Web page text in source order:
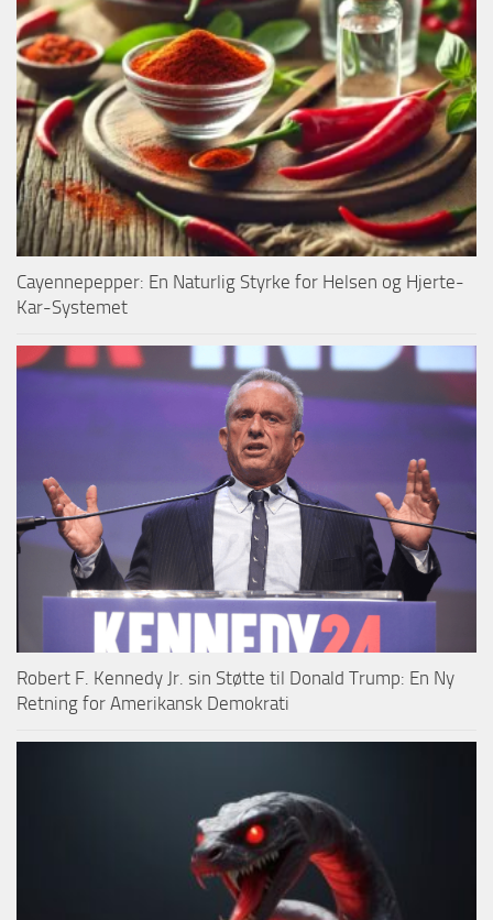
Cayennepepper: En Naturlig Styrke for Helsen og Hjerte-
Kar-Systemet
Robert F. Kennedy Jr. sin Støtte til Donald Trump: En Ny
Retning for Amerikansk Demokrati